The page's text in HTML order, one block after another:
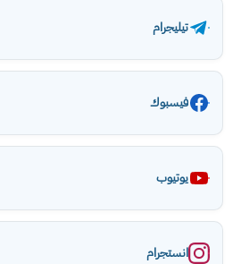
تيليجرام
فيسبوك
يوتيوب
انستجرام